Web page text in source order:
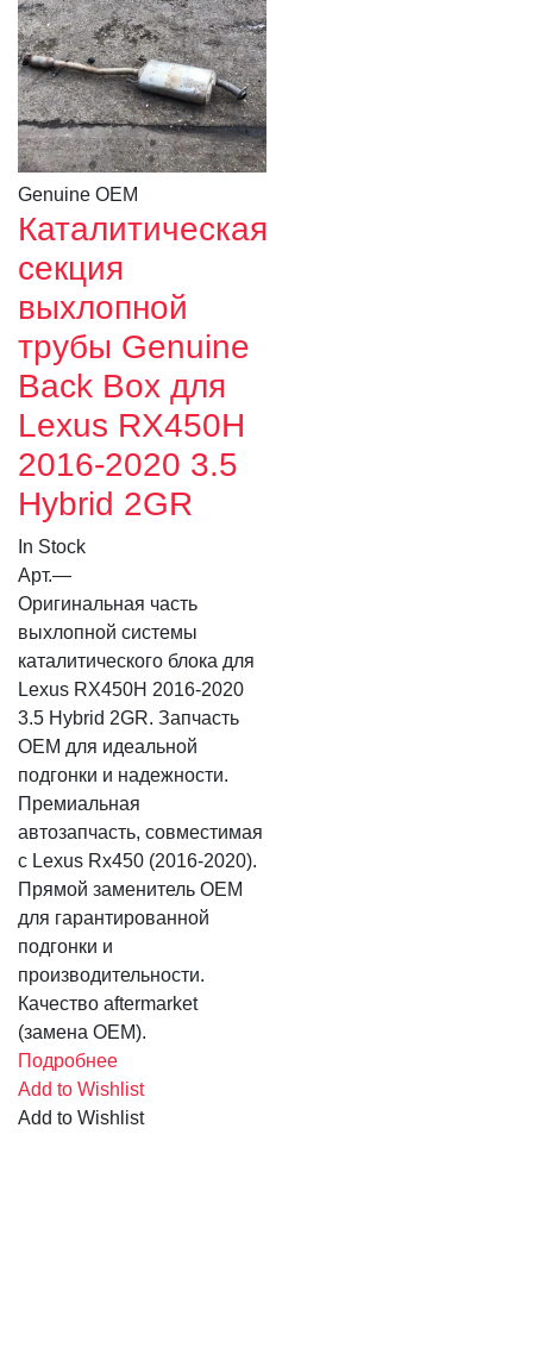
Genuine OEM
Каталитическая
секция
выхлопной
трубы Genuine
Back Box для
Lexus RX450H
2016-2020 3.5
Hybrid 2GR
In Stock
Арт.—
Оригинальная часть
выхлопной системы
каталитического блока для
Lexus RX450H 2016-2020
3.5 Hybrid 2GR. Запчасть
OEM для идеальной
подгонки и надежности.
Премиальная
автозапчасть, совместимая
с Lexus Rx450 (2016-2020).
Прямой заменитель OEM
для гарантированной
подгонки и
производительности.
Качество aftermarket
(замена OEM).
Подробнее
Add to Wishlist
Add to Wishlist